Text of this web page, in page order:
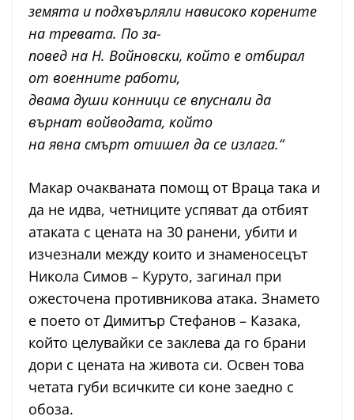
земята и подхвърляли нависоко корените
на тревата. По за-
повед на Н. Войновски, който е отбирал
от военните работи,
двама души конници се впуснали да
върнат войводата, който
на явна смърт отишел да се излага.“
Макар очакваната помощ от Враца така и
да не идва, четниците успяват да отбият
атаката с цената на 30 ранени, убити и
изчезнали между които и знаменосецът
Никола Симов – Куруто, загинал при
ожесточена противникова атака. Знамето
е поето от Димитър Стефанов – Казака,
който целувайки се заклева да го брани
дори с цената на живота си. Освен това
четата губи всичките си коне заедно с
обоза.